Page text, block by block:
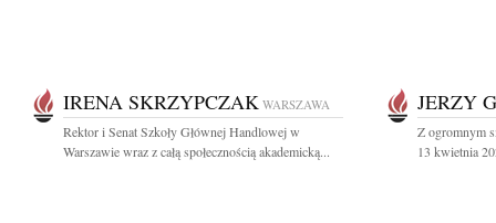
IRENA SKRZYPCZAK WARSZAWA
Rektor i Senat Szkoły Głównej Handlowej w
Warszawie wraz z całą społecznością akademicką...
JERZY
Z ogromnym
13 kwietnia